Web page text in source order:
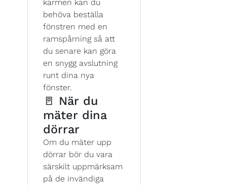
karmen kan du
behöva beställa
fönstren med en
ramspårning så att
du senare kan göra
en snygg avslutning
runt dina nya
fönster.
🚪 När du
mäter dina
dörrar
Om du mäter upp
dörrar bör du vara
särskilt uppmärksam
på de invändiga